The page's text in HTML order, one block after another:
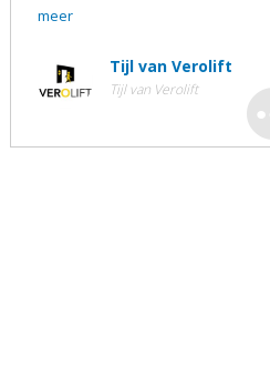
meer
Tijl van Verolift
Tijl van Verolift